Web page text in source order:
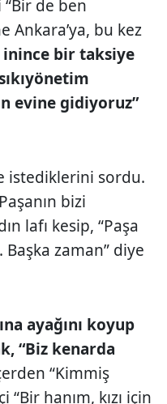
de ben
Ankara’ya, bu kez
inince bir taksiye
evine gidiyoruz”
istediklerini sordu.
bizi
lafı kesip, “Paşa
zaman” diye
ayağını koyup
“Biz kenarda
“Kimmiş
hanım, kızı için